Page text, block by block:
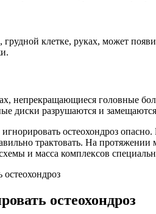
грудной клетке, руках, может
непрекращающиеся головные
диски разрушаются и
остеохондроз
трактовать. На
и масса комплексов
остеохондроз